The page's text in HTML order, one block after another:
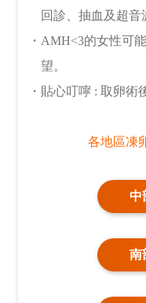
回診、抽血及超音
・AMH<3的女性可
望。
・貼心叮嚀 : 取卵術
各地區凍
中
南